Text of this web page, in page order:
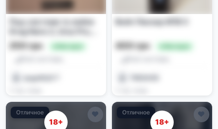
Под-системи та вейпи
Smok Propod, SMOK V9
Max
250 грн
angel#ШУТ
Вейп Пионер ИПВ 5
400 грн
Отличное
18+
Отличное
18+